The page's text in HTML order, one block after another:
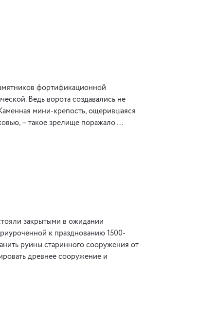
фортификационной
Ведь ворота создавались не
мини-крепость, ощерившаяся
– такое зрелище поражало …
закрытыми в ожидании
к празднованию 1500-
руины старинного сооружения от
древнее сооружение и